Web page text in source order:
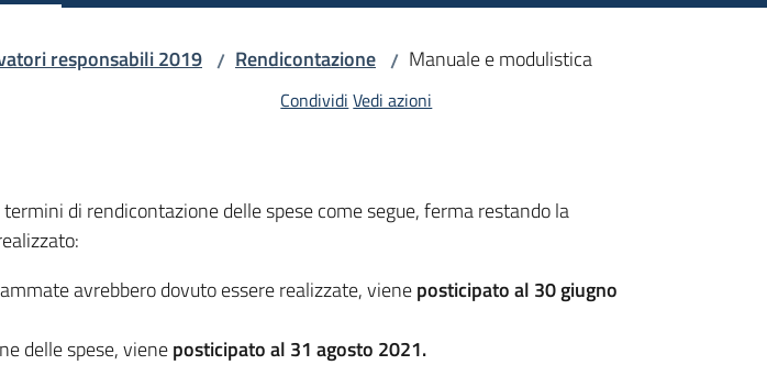
responsabili 2019 / Rendicontazione / Manuale e modulistica
Condividi Vedi azioni
di rendicontazione delle spese come segue, ferma restando la
avrebbero dovuto essere realizzate, vieneposticipato al 30 giugno
delle spese, vieneposticipato al 31 agosto 2021.